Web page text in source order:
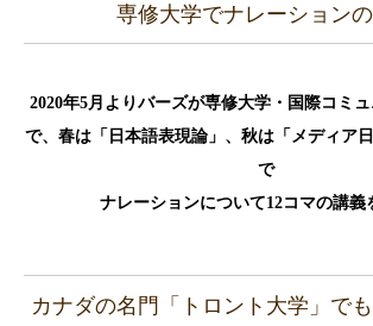
専修大学でナレーション
2020年5月よりバーズが専修大学・国際コミ
で、春は「日本語表現論」、秋は「メディア
で
ナレーションについて12コマの講義
カナダの名門「トロント大学」で